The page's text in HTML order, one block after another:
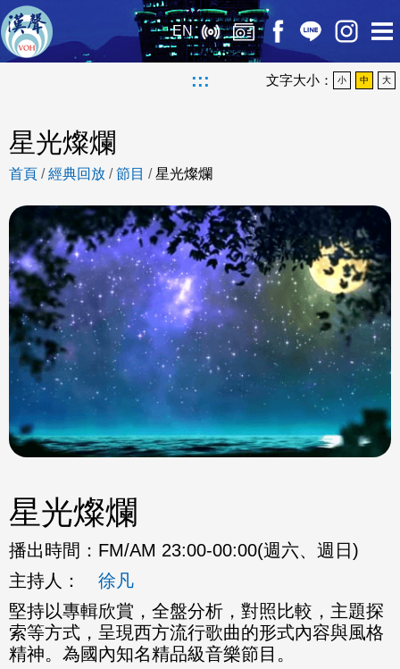
EN
::: 文字大小： 小 中 大
星光燦爛
首頁 /經典回放 /節目 /星光燦爛
星光燦爛
播出時間： FM/AM 23:00-00:00(週六、週日)
主持人：
徐凡
堅持以專輯欣賞，全盤分析，對照比較，主題探
索等方式，呈現西方流行歌曲的形式內容與風格
精神。為國內知名精品級音樂節目。